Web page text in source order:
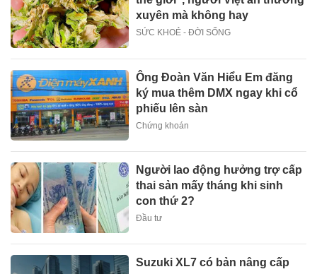
xuyên mà không hay
SỨC KHOẺ - ĐỜI SỐNG
Ông Đoàn Văn Hiểu Em đăng
ký mua thêm DMX ngay khi cổ
phiếu lên sàn
Chứng khoán
Người lao động hưởng trợ cấp
thai sản mấy tháng khi sinh
con thứ 2?
Đầu tư
Suzuki XL7 có bản nâng cấp